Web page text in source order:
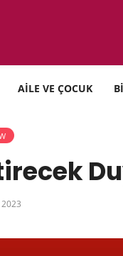
AİLE VE ÇOCUK
2023